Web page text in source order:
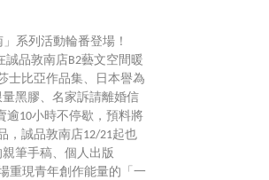
系列活動輪番登場！
誠品敦南店B2藝文空間暖
士比亞作品集、日本譽為
黑膠、名家訴請離婚信
逾10小時不停歇，預料將
，誠品敦南店12/21起也
筆手稿、個人出版
重現青年創作能量的「一